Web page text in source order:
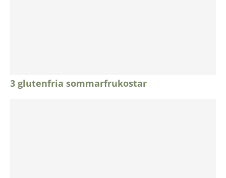
3 glutenfria sommarfrukostar